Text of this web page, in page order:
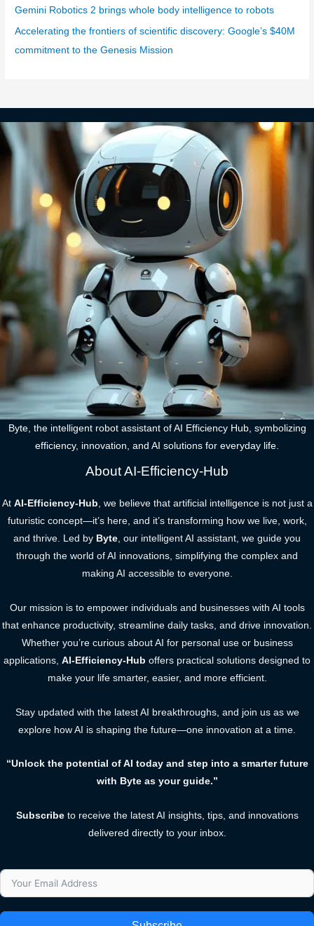
Gemini Robotics 2 brings whole body intelligence to robots
Accelerating the frontiers of scientific discovery: Google’s $40M
commitment to the Genesis Mission
Byte, the intelligent robot assistant of AI Efficiency Hub, symbolizing
efficiency, innovation, and AI solutions for everyday life.
About AI-Efficiency-Hub
At AI-Efficiency-Hub , we believe that artificial intelligence is not just a
futuristic concept—it’s here, and it’s transforming how we live, work,
and thrive. Led by Byte , our intelligent AI assistant, we guide you
through the world of AI innovations, simplifying the complex and
making AI accessible to everyone.
Our mission is to empower individuals and businesses with AI tools
that enhance productivity, streamline daily tasks, and drive innovation.
Whether you’re curious about AI for personal use or business
applications, AI-Efficiency-Hub offers practical solutions designed to
make your life smarter, easier, and more efficient.
Stay updated with the latest AI breakthroughs, and join us as we
explore how AI is shaping the future—one innovation at a time.
“Unlock the potential of AI today and step into a smarter future
with Byte as your guide.”
Subscribeto receive the latest AI insights, tips, and innovations
delivered directly to your inbox.